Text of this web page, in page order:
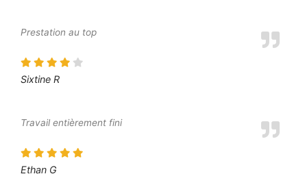
Prestation au top
Sixtine R
Travail entièrement fini
Ethan G